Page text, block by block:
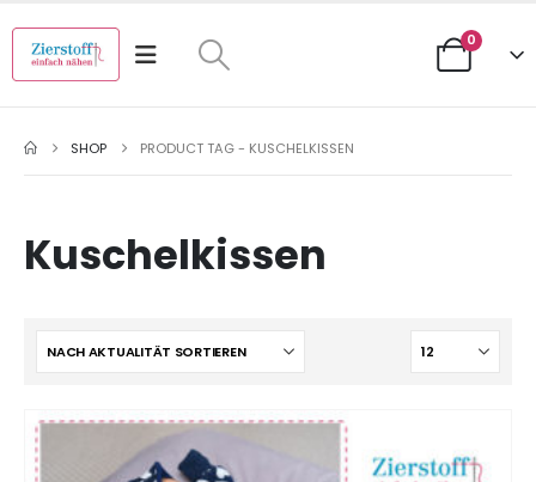
0
SHOP PRODUCT TAG - KUSCHELKISSEN
Kuschelkissen